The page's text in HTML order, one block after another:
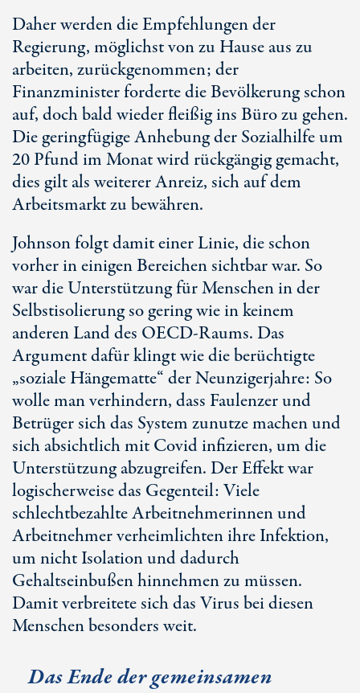
Daher werden die Empfehlungen der
Regierung, möglichst von zu Hause aus zu
arbeiten, zurückgenommen; der
Finanzminister forderte die Bevölkerung schon
auf, doch bald wieder fleißig ins Büro zu gehen.
Die geringfügige Anhebung der Sozialhilfe um
20 Pfund im Monat wird rückgängig gemacht,
dies gilt als weiterer Anreiz, sich auf dem
Arbeitsmarkt zu bewähren.
Johnson folgt damit einer Linie, die schon
vorher in einigen Bereichen sichtbar war. So
war die Unterstützung für Menschen in der
Selbstisolierung so gering wie in keinem
anderen Land des OECD-Raums. Das
Argument dafür klingt wie die berüchtigte
„soziale Hängematte“ der Neunzigerjahre: So
wolle man verhindern, dass Faulenzer und
Betrüger sich das System zunutze machen und
sich absichtlich mit Covid infizieren, um die
Unterstützung abzugreifen. Der Effekt war
logischerweise das Gegenteil: Viele
schlechtbezahlte Arbeitnehmerinnen und
Arbeitnehmer verheimlichten ihre Infektion,
um nicht Isolation und dadurch
Gehaltseinbußen hinnehmen zu müssen.
Damit verbreitete sich das Virus bei diesen
Menschen besonders weit.
Das Ende der gemeinsamen